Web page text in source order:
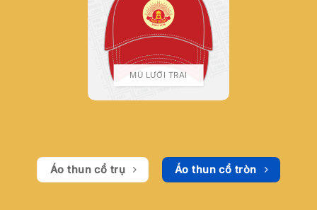
MŨ LƯỠI TRAI
Áo thun cổ trụ Áo thun cổ tròn